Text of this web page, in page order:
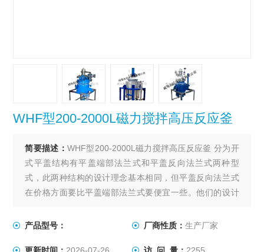
WHF型200-2000L磁力搅拌高压反应釜
简要描述： WHF型200-2000L磁力搅拌高压反应釜 分为开
式平盖结构有平盖端部法兰式和平盖反向法兰式两种型
式，此两种结构的设计理念基本相同，但平盖反向法兰式
在价格方面要比平盖端部法兰式要便宜一些。他们的设计
（4.0-35Mpa），对温度没有太大的限制，容积较小
产品型号： 厂商性质： 生产厂家